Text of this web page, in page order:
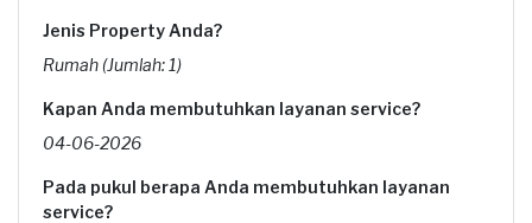
Jenis Property Anda?
Rumah (Jumlah: 1)
Kapan Anda membutuhkan layanan service?
04-06-2026
Pada pukul berapa Anda membutuhkan layanan
service?